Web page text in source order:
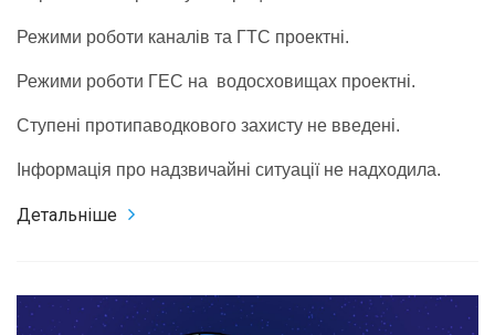
Режими роботи каналів та ГТС проектні.
Режими роботи ГЕС на водосховищах проектні.
Ступені протипаводкового захисту не введені.
Інформація про надзвичайні ситуації не надходила.
Детальніше